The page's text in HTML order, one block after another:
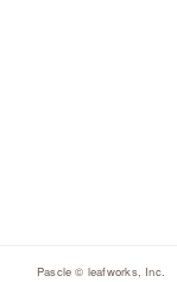
Pascle © leafworks, Inc.